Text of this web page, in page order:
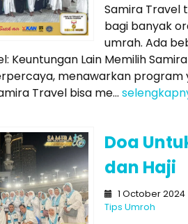
Samira Travel
bagi banyak
umrah. Ada
Keuntungan Lain Memilih
menawarkan program
Travel bisa me...
Doa
dan Haji
1 October 2024
Tips Umroh